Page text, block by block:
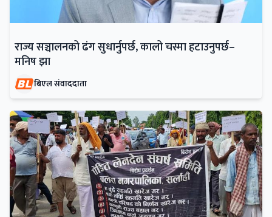
राज्य सञ्चालनको ढंग सुधार्नुपर्छ, कालो चस्मा हटाउनुपर्छ–
मनिष झा
बिएल संवाददाता